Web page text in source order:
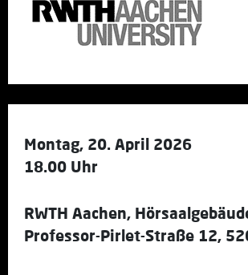
Montag, 20. April 2026
18.00 Uhr
RWTH Aachen,
Professor-Pirlet-Straße 12,